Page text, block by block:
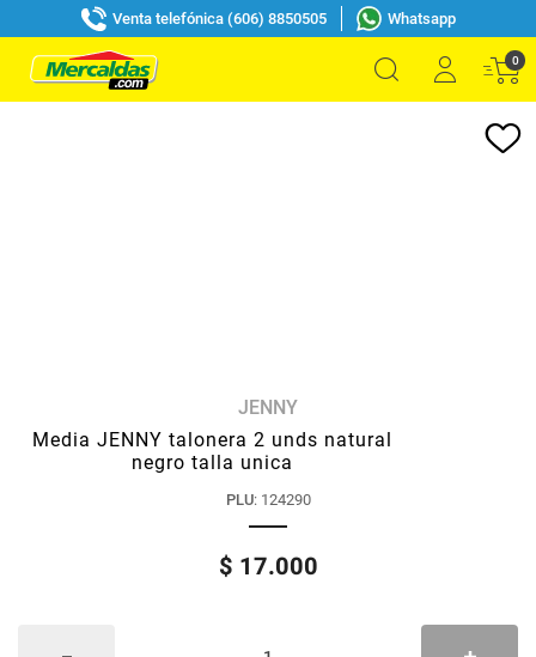
Venta telefónica (606) 8850505 Whatsapp
0
JENNY
Media JENNY talonera 2 unds natural
negro talla unica
PLU: 124290
$ 17.000